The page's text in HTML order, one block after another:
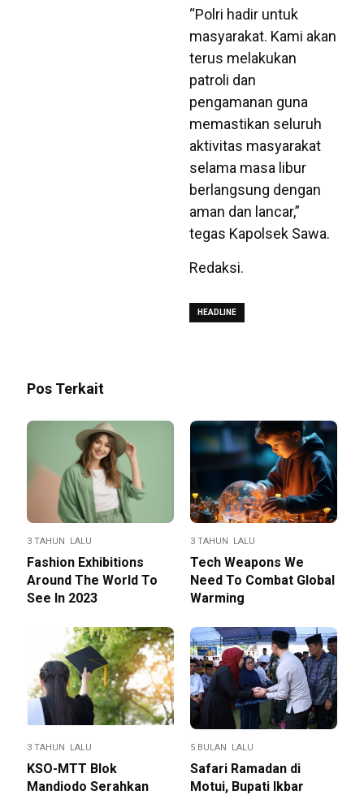
“Polri hadir untuk
masyarakat. Kami akan
terus melakukan
patroli dan
pengamanan guna
memastikan seluruh
aktivitas masyarakat
selama masa libur
berlangsung dengan
aman dan lancar,”
tegas Kapolsek Sawa.
Redaksi.
HEADLINE
Pos Terkait
3 TAHUN LALU
Fashion Exhibitions
Around The World To
See In 2023
3 TAHUN LALU
Tech Weapons We
Need To Combat Global
Warming
3 TAHUN LALU
KSO-MTT Blok
Mandiodo Serahkan
5 BULAN LALU
Safari Ramadan di
Motui, Bupati Ikbar